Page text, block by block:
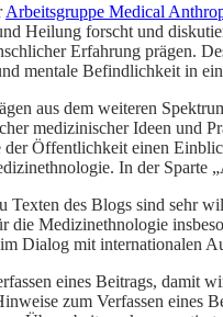
Arbeitsgruppe Medical
Heilung forscht und
Erfahrung prägen.
mentale Befindlichkeit in
aus dem weiteren
medizinischer Ideen und
Öffentlichkeit einen
In der Sparte
Texten des Blogs sind sehr
die Medizinethnologie
Dialog mit internationalen
eines Beitrags, damit
zum Verfassen eines